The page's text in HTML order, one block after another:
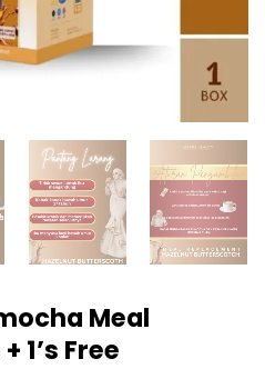
Meal
1’s Free